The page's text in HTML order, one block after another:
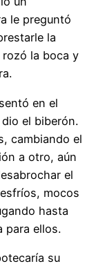
le preguntó
la
la boca y
en el
el biberón.
cambiando el
a otro, aún
el
mocos
hasta
para ellos.
su